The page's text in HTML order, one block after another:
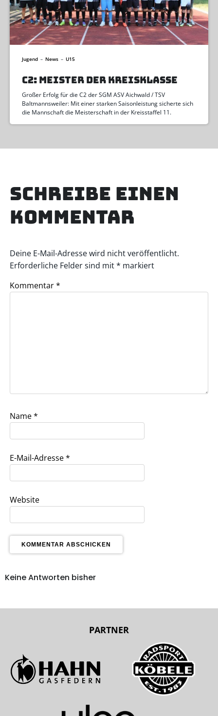
Jugend – News – U15
C2: MEISTER DER KREISKLASSE
Großer Erfolg für die C2 der SGM ASV Aichwald / TSV
Baltmannsweiler: Mit einer starken Saisonleistung sicherte sich
die Mannschaft die Meisterschaft in der Kreisstaffel 11.
Schreibe einen
Kommentar
Deine E-Mail-Adresse wird nicht veröffentlicht.
Erforderliche Felder sind mit* markiert
Kommentar*
Name*
E-Mail-Adresse*
Website
Keine Antworten bisher
PARTNER